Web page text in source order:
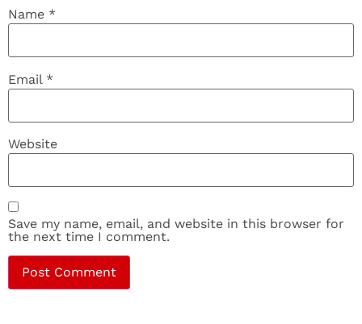
Name *
Email *
Website
Save my name, email, and website in this browser for
the next time I comment.